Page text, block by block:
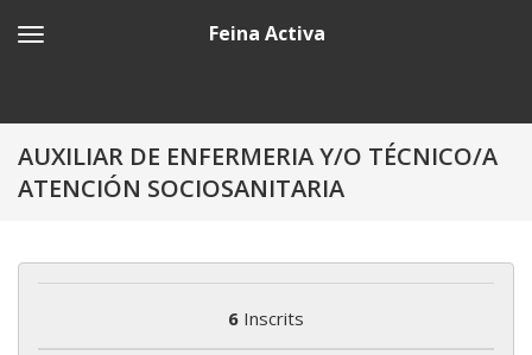
Feina Activa
AUXILIAR DE ENFERMERIA Y/O TÉCNICO/A
ATENCIÓN SOCIOSANITARIA
6 Inscrits